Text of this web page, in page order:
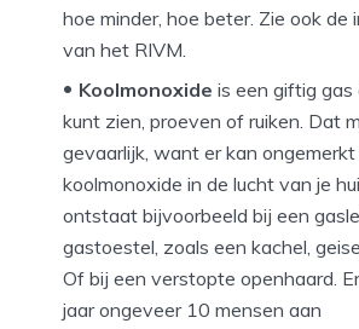
hoe minder, hoe beter. Zie ook de
van het RIVM.
Koolmonoxide is een giftig
kunt zien, proeven of ruiken. Dat
gevaarlijk, want er kan ongemerkt
koolmonoxide in de lucht van je
ontstaat bijvoorbeeld bij een
gastoestel, zoals een kachel,
Of bij een verstopte openhaard.
jaar ongeveer 10 mensen aan